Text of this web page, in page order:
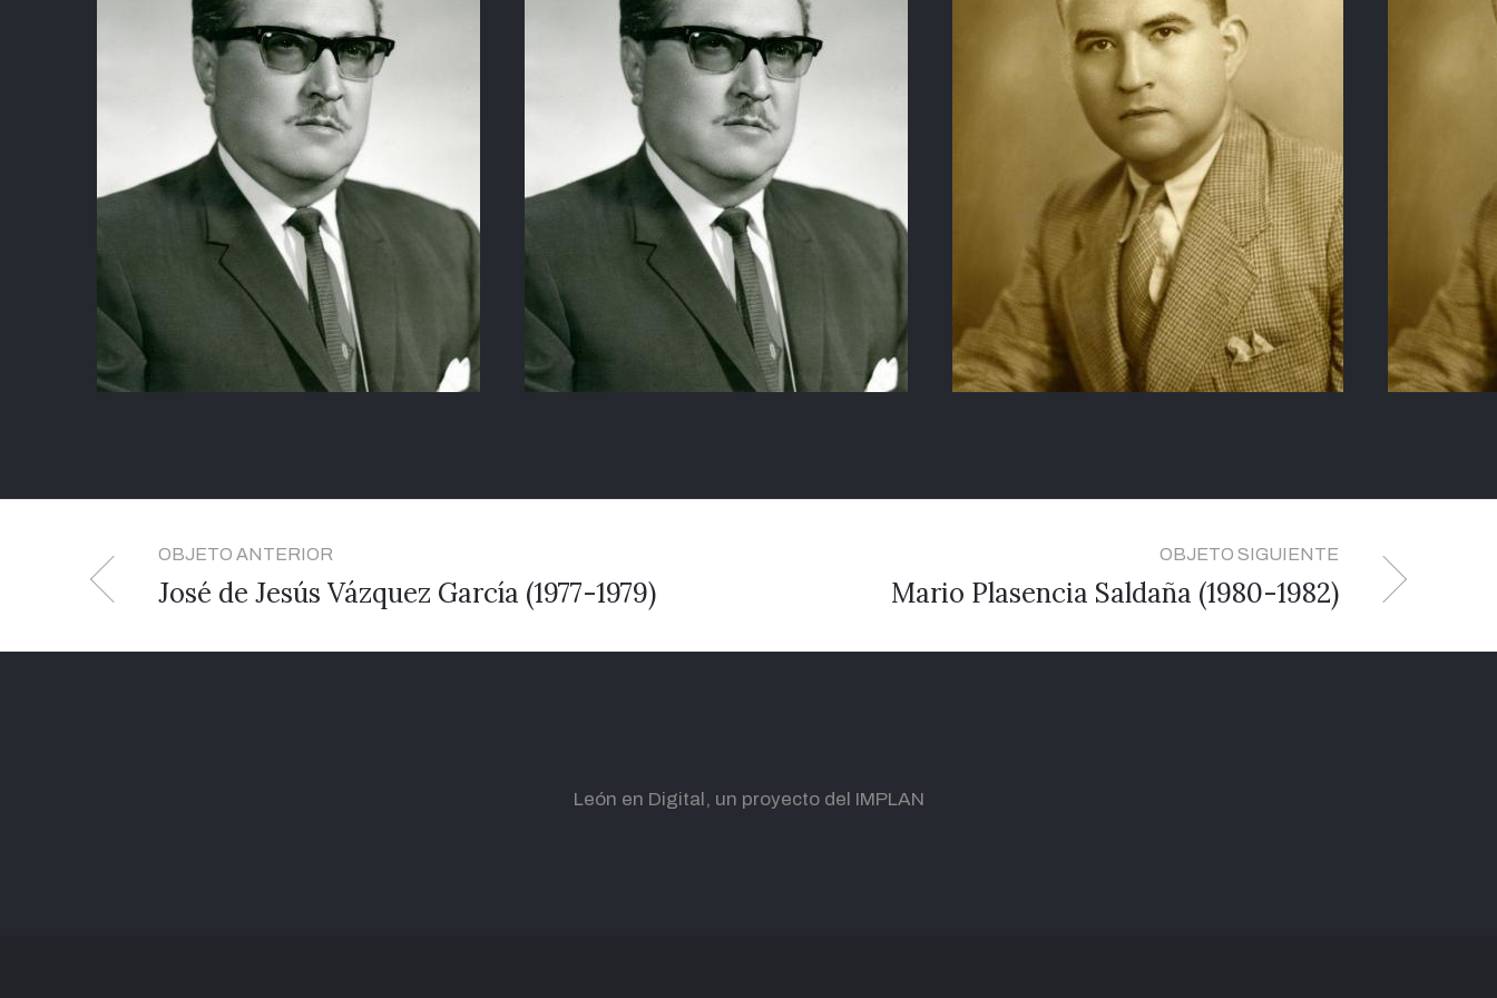
OBJETO ANTERIOR
José de Jesús Vázquez García (1977-1979)
OBJETO SIGUIENTE
Mario Plasencia Saldaña (1980-1982)
León en Digital, un proyecto del IMPLAN